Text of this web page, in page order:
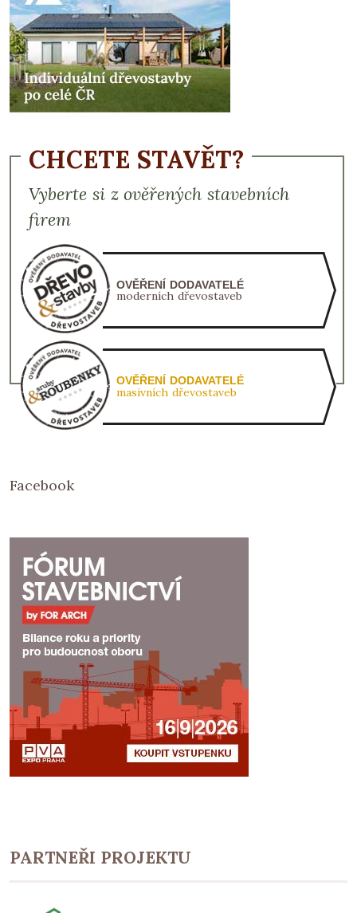
CHCETE STAVĚT?
Vyberte si z ověřených stavebních
firem
OVĚŘENÍ DODAVATELÉ
moderních dřevostaveb
OVĚŘENÍ DODAVATELÉ
masivních dřevostaveb
Facebook
PARTNEŘI PROJEKTU